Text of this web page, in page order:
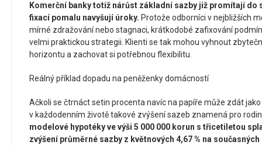
Komerční banky totiž nárůst základní sazby již promítají do
fixací pomalu navyšují úroky. Protože odborníci v nejbližších
mírné zdražování nebo stagnaci, krátkodobé zafixování
velmi praktickou strategii. Klienti se tak mohou vyhnout
horizontu a zachovat si potřebnou flexibilitu.
Reálný příklad dopadu na peněženky domácností
Ačkoli se čtrnáct setin procenta navíc na papíře může zdát
v každodenním životě takové zvýšení sazeb znamená pro
modelové hypotéky ve výši 5 000 000 korun s třicetiletou
zvýšení průměrné sazby z květnových 4,67 % na